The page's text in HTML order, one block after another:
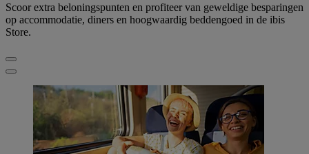
Scoor extra beloningspunten en profiteer van geweldige besparingen
op accommodatie, diners en hoogwaardig beddengoed in de ibis
Store.